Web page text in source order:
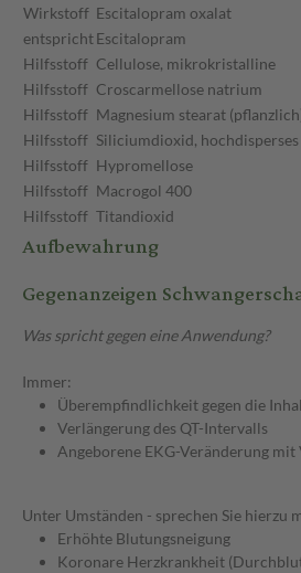
Wirkstoff Escitalopram oxalat
entsprichtEscitalopram
Hilfsstoff Cellulose, mikrokristalline
Hilfsstoff Croscarmellose natrium
Hilfsstoff Magnesium stearat
Hilfsstoff Siliciumdioxid, hochdisperses
Hilfsstoff Hypromellose
Hilfsstoff Macrogol 400
Hilfsstoff Titandioxid
Aufbewahrung
Gegenanzeigen
Was spricht gegen eine Anwendung?
Immer:
Überempfindlichkeit gegen die
Verlängerung des QT-Intervalls
Angeborene EKG-Veränderung mit
Unter Umständen - sprechen Sie hierzu
Erhöhte Blutungsneigung
Koronare Herzkrankheit